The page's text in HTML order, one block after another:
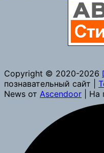
Copyright © 2020-2026
познавательный сайт |
News от Ascendoor | На